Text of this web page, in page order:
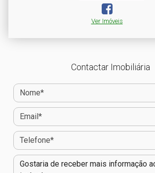
Ver Imóveis
Contactar Imobiliária